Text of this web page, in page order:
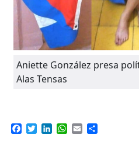
Aniette González presa
Alas Tensas
Facebook
TwitterLinkedIn
WhatsApp
Email